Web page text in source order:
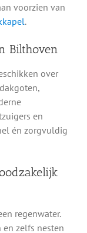
voorzien van
.
Bilthoven
over
en
én zorgvuldig
regenwater.
zelfs nesten